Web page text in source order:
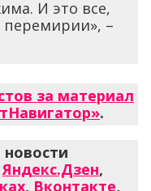
И это все,
перемирии», –
за материал
.
Яндекс.Дзен,
, Вконтакте,